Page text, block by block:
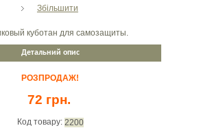
Збільшити
куботан для самозащиты.
Детальний опис
РОЗПРОДАЖ!
72 грн.
Код товару: 2200